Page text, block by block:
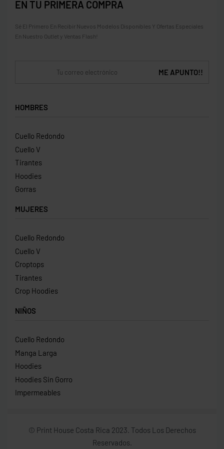
HOMBRES
Cuello Redondo
Cuello V
Tirantes
Hoodies
Gorras
MUJERES
Cuello Redondo
Cuello V
Croptops
Tirantes
Crop Hoodies
NIÑOS
Cuello Redondo
Manga Larga
Hoodies
Hoodies Sin Gorro
Impermeables
EN TU PRIMERA COMPRA
Sé El Primero En Recibir Nuevos Modelos Disponibles Y Ofertas Especiales
En Nuestro Outlet y Ventas Flash!
© Print House Costa Rica 2023. Todos Los Derechos
Reservados.